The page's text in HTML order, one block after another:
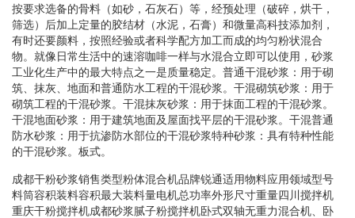
按要求选备的骨料（如砂，石灰石）等，经预处理（破碎，烘干，
筛选）后加上定量的胶结材（水泥，石膏）和微量高科技添加剂，
有时还要颜料，按照经验或者科学配方加工而成的均匀粉状混合
物。就像日常生活中的速溶咖啡一样与水混合立即可以使用，砂浆
工业化生产中的最大特点之一是质量稳定。普通干混砂浆：用于砌
筑、抹灰、地面和普通防水工程的干混砂浆。干混砌筑砂浆：用于
砌筑工程的干混砂浆。干混抹灰砂浆：用于抹面工程的干混砂浆。
干混地面砂浆：用于建筑地面及屋面找平层的干混砂浆。干混普通
防水砂浆：用于抗渗防水部位的干混砂浆特种砂浆：具有特种性能
的干混砂浆。板式。
成都干粉砂浆销售类型粉体混合机品牌锐通适用物料应用领域型号
料筒容积装料容积最大装料量电机总功率外形尺寸重量四川搅拌机
重庆干粉搅拌机成都砂浆腻子粉搅拌机卧式双轴无重力混合机、卧